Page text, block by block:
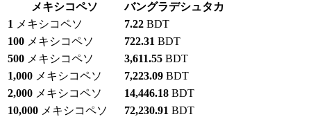
メキシコペソ
バングラデシュタカ
1 メキシコペソ 7.22 BDT
100 メキシコペソ 722.31 BDT
500 メキシコペソ 3,611.55 BDT
1,000 メキシコペソ 7,223.09 BDT
2,000 メキシコペソ 14,446.18 BDT
10,000 メキシコペソ 72,230.91 BDT